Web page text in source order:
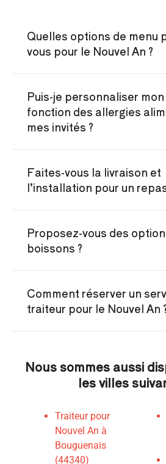
Quelles options de menu
vous pour le Nouvel An ?
Puis-je personnaliser
fonction des allergies
mes invités ?
Faites-vous la livraison et
l’installation pour un
Proposez-vous des
boissons ?
Comment réserver un
traiteur pour le Nouvel An
Nous sommes aussi
les villes
Traiteur pour
Nouvel An à
Bouguenais
(44340)